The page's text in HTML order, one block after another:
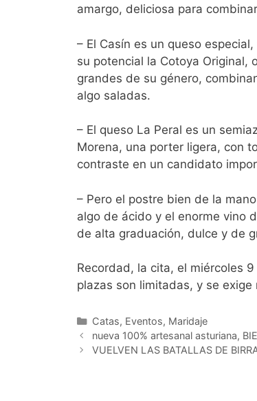
amargo, deliciosa para
– El Casín es un queso
su potencial la Cotoya Original,
grandes de su género,
algo saladas.
– El queso La Peral es un
Morena, una porter ligera, con
contraste en un candidato
– Pero el postre bien de la
algo de ácido y el enorme vino
de alta graduación, dulce y de
Recordad, la cita, el miércoles
plazas son limitadas, y se
Categorías
Catas, Eventos, Maridaje
nueva 100% artesanal asturiana,
VUELVEN LAS BATALLAS DE